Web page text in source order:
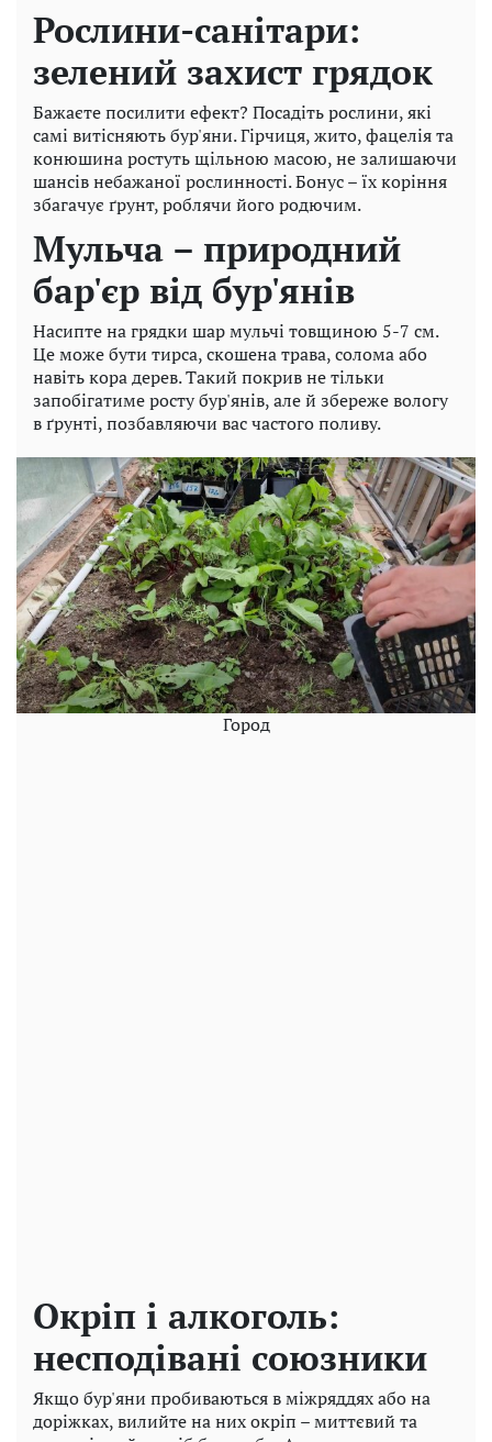
Рослини-санітари:
зелений захист грядок
Бажаєте посилити ефект? Посадіть рослини, які
самі витісняють бур'яни. Гірчиця, жито, фацелія та
конюшина ростуть щільною масою, не залишаючи
шансів небажаної рослинності. Бонус – їх коріння
збагачує ґрунт, роблячи його родючим.
Мульча – природний
бар'єр від бур'янів
Насипте на грядки шар мульчі товщиною 5-7 см.
Це може бути тирса, скошена трава, солома або
навіть кора дерев. Такий покрив не тільки
запобігатиме росту бур'янів, але й збереже вологу
в ґрунті, позбавляючи вас частого поливу.
Город
Окріп і алкоголь:
несподівані союзники
Якщо бур'яни пробиваються в міжряддях або на
доріжках, вилийте на них окріп – миттєвий та